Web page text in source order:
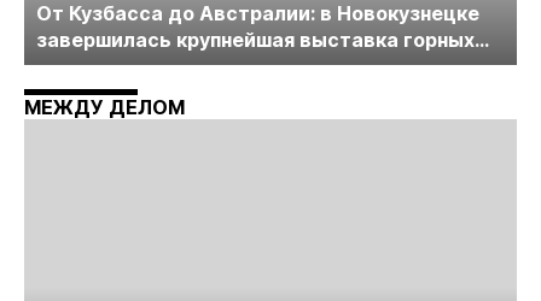
От Кузбасса до Австралии: в Новокузнецке
завершилась крупнейшая выставка горных
технологий «Недра России. Уголь России и
Майнинг»
МЕЖДУ ДЕЛОМ